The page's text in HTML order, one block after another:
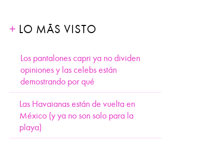
LO MÁS VISTO
Los pantalones capri ya no dividen
opiniones y las celebs están
demostrando por qué
Las Havaianas están de vuelta en
México (y ya no son solo para la
playa)